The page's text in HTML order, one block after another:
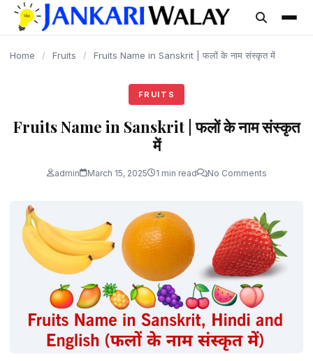
content
Home / Fruits / Fruits Name in Sanskrit | फलों के नाम संस्कृत में
FRUITS
Fruits Name in Sanskrit | फलों के नाम संस्कृत
में
admin March 15, 2025 1 min read No Comments